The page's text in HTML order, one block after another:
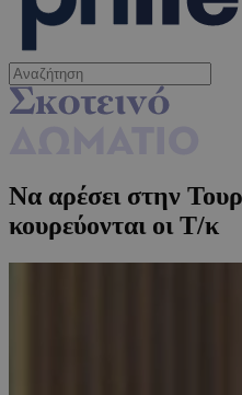
Να αρέσει στην
κουρεύονται οι Τ/κ